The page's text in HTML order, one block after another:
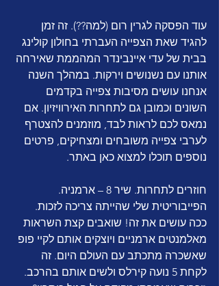
עוד הפסקה לגרין רום (למה??). זה זמן
להגיד שאת הצפייה העברתי בחולון קולינג
בבית של עדי איינבינדר המהממת שאירחה
אותנו עם נשנושים וירקות. במהלך השנה
אנחנו עושים מסיבות צפייה בקדמים
השונים וכמובן גם לתחרות האירוויזיון. אם
נמאס לכם לראות לבד, מוזמנים להצטרף
לערבי צפייה משובחים ומצחיקים, פרטים
נוספים תוכלו למצוא כאן באתר.
חוזרים לתחרות. שיר 8 – ארמניה.
הפייבוריטית שלי שהייתה צריכה לזכות.
ככה עושים את זה! שואבים קצת השראות
מאלמנטים ארמניים ויוצקים אותם לקיי פופ
שאשכרה מתכתב עם העולם היום. זה
לקחת 5 נועה קירלס ולשים אותם בהרכב.